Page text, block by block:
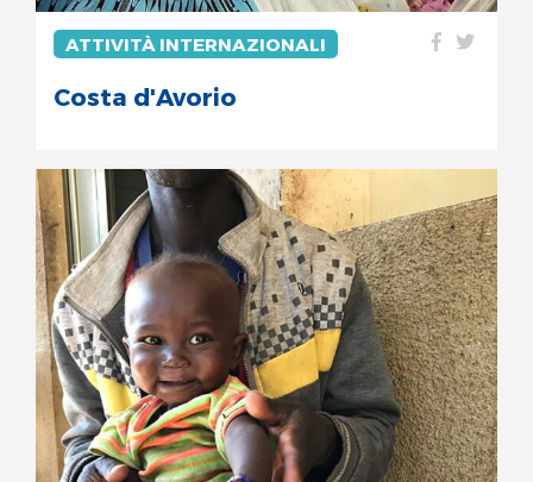
ATTIVITÀ INTERNAZIONALI
Costa d'Avorio